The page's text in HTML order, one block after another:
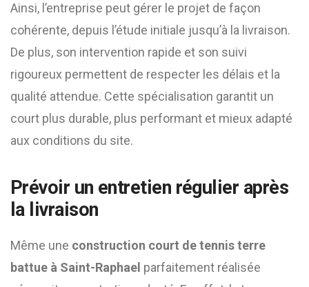
Ainsi, l’entreprise peut gérer le projet de façon
cohérente, depuis l’étude initiale jusqu’à la livraison.
De plus, son intervention rapide et son suivi
rigoureux permettent de respecter les délais et la
qualité attendue. Cette spécialisation garantit un
court plus durable, plus performant et mieux adapté
aux conditions du site.
Prévoir un entretien régulier après
la livraison
Même une construction court de tennis terre
battue à Saint-Raphael parfaitement réalisée